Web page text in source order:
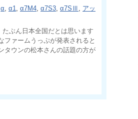
α, α1, α7M4, α7S3, α7SⅢ , アッ
ぶん日本全国だとは思います
ファームうっぷが発表されると
タウンの松本さんの話題の方が